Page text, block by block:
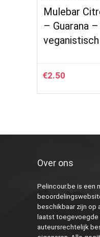
Mulebar
– Guarana
veganistisch
€2.50
Over ons
Pelincour.be is een
beschikbaar zijn op
laatst
auteursrechtelijk